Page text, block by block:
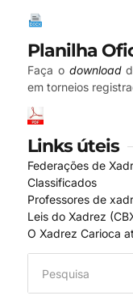
Planilha
Faça o download
em torneios
Links úteis
Federações de
Classificados
Professores de
Leis do Xadrez
O Xadrez Carioca